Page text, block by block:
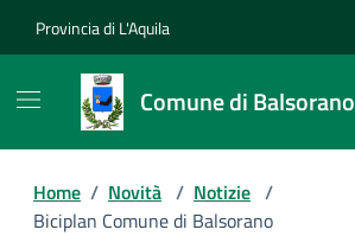
Provincia di L'Aquila
Comune di Balsorano
Home / Novità / Notizie /
Biciplan Comune di Balsorano